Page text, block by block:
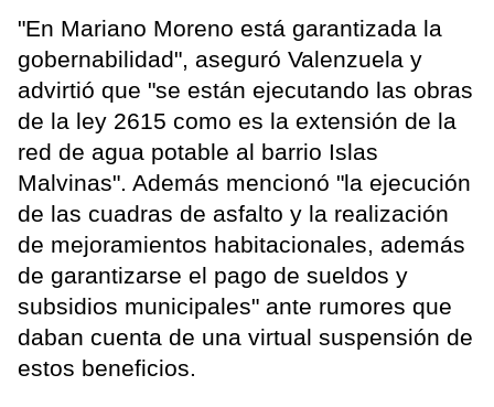
"En Mariano Moreno está garantizada la
gobernabilidad", aseguró Valenzuela y
advirtió que "se están ejecutando las obras
de la ley 2615 como es la extensión de la
red de agua potable al barrio Islas
Malvinas". Además mencionó "la ejecución
de las cuadras de asfalto y la realización
de mejoramientos habitacionales, además
de garantizarse el pago de sueldos y
subsidios municipales" ante rumores que
daban cuenta de una virtual suspensión de
estos beneficios.